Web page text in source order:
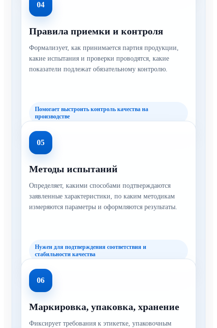
04
Правила приемки и контроля
Формализует, как принимается партия продукции,
какие испытания и проверки проводятся, какие
показатели подлежат обязательному контролю.
Помогает выстроить контроль качества на
производстве
05
Методы испытаний
Определяет, какими способами подтверждаются
заявленные характеристики, по каким методикам
измеряются параметры и оформляются результаты.
Нужен для подтверждения соответствия и
стабильности качества
06
Маркировка, упаковка, хранение
Фиксирует требования к этикетке, упаковочным